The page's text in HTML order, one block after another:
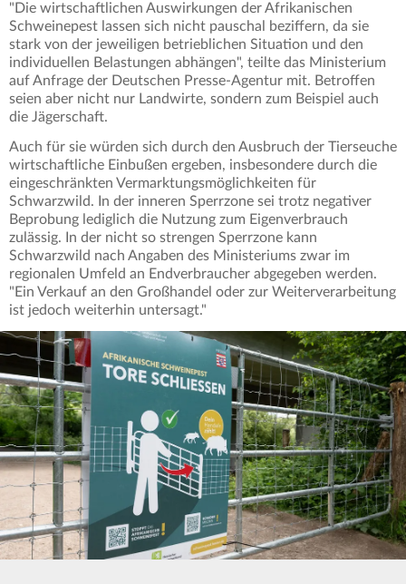
"Die wirtschaftlichen Auswirkungen der Afrikanischen
Schweinepest lassen sich nicht pauschal beziffern, da sie
stark von der jeweiligen betrieblichen Situation und den
individuellen Belastungen abhängen", teilte das Ministerium
auf Anfrage der Deutschen Presse-Agentur mit. Betroffen
seien aber nicht nur Landwirte, sondern zum Beispiel auch
die Jägerschaft.
Auch für sie würden sich durch den Ausbruch der Tierseuche
wirtschaftliche Einbußen ergeben, insbesondere durch die
eingeschränkten Vermarktungsmöglichkeiten für
Schwarzwild. In der inneren Sperrzone sei trotz negativer
Beprobung lediglich die Nutzung zum Eigenverbrauch
zulässig. In der nicht so strengen Sperrzone kann
Schwarzwild nach Angaben des Ministeriums zwar im
regionalen Umfeld an Endverbraucher abgegeben werden.
"Ein Verkauf an den Großhandel oder zur Weiterverarbeitung
ist jedoch weiterhin untersagt."